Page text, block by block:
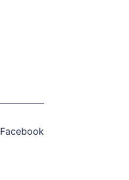
Facebook